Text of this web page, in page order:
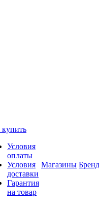
Условия
оплаты
Условия
доставки
Гарантия
на товар
Магазины